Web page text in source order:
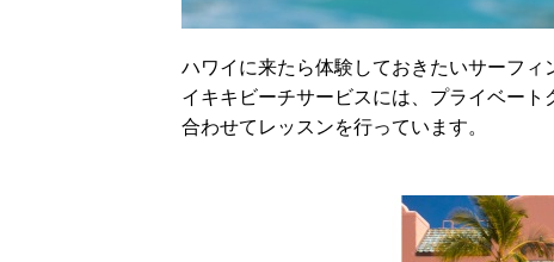
ハワイに来たら体験しておきたいサーフ
イキキビーチサービスには、プライベー
合わせてレッスンを行っています。